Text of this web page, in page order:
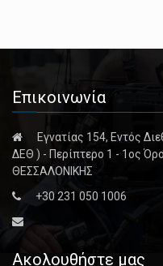
Επικοινωνία
Εγνατίας 154, Εντός
ΔΕΘ ) - Περίπτερο 1 - 1ος
ΘΕΣΣΑΛΟΝΙΚΗΣ
+30 231 050 1006
Ακολουθήστε μας